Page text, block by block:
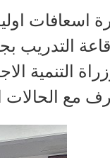
اسعافات
2024 في قاعة
التنمية
مع